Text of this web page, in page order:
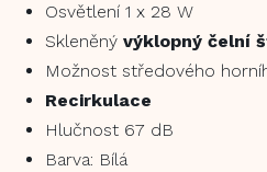
Osvětlení 1 x 28 W
Skleněný výklopný čelní
Možnost středového
Recirkulace
Hlučnost 67 dB
Barva: Bílá